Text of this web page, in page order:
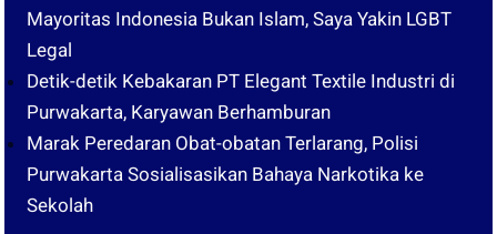
Mayoritas Indonesia Bukan Islam, Saya Yakin LGBT
Legal
Detik-detik Kebakaran PT Elegant Textile Industri di
Purwakarta, Karyawan Berhamburan
Marak Peredaran Obat-obatan Terlarang, Polisi
Purwakarta Sosialisasikan Bahaya Narkotika ke
Sekolah